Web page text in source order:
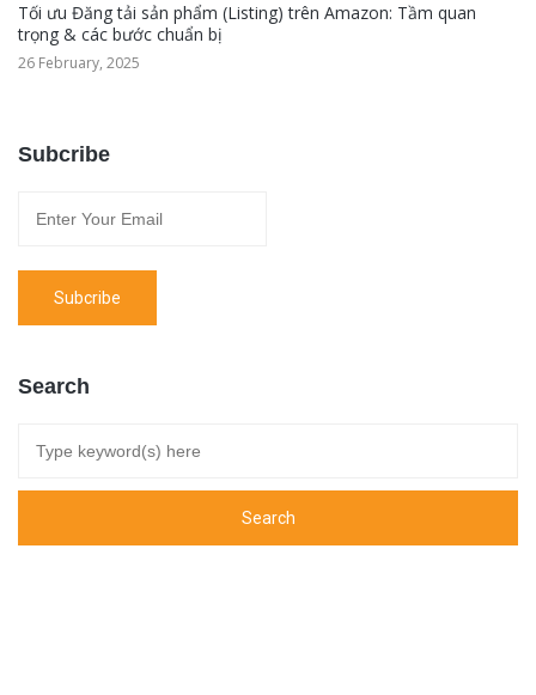
Tối ưu Đăng tải sản phẩm (Listing) trên Amazon: Tầm quan
trọng & các bước chuẩn bị
26 February, 2025
Subcribe
Search